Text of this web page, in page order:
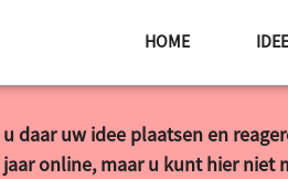
HOME
daar uw idee plaatsen en
online, maar u kunt hier niet